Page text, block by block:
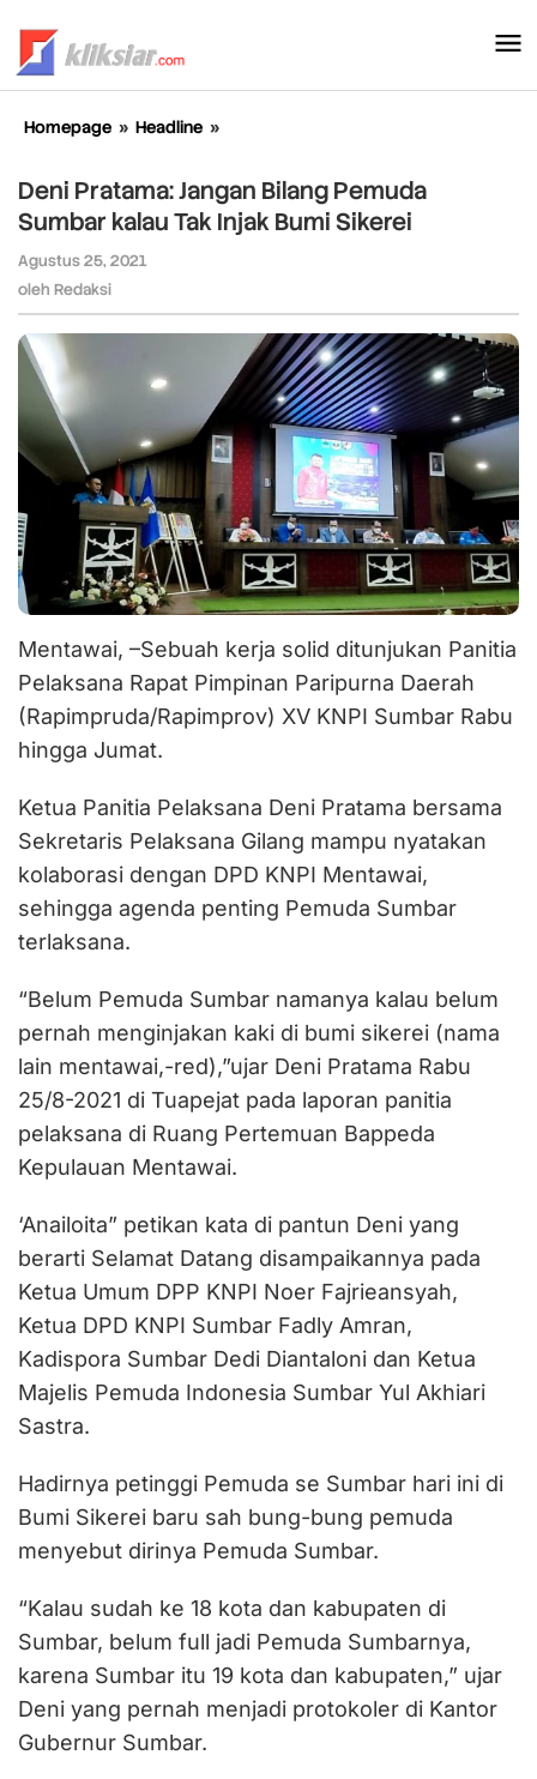
konten
Homepage » Headline »
Jangan
Bilang
Pemuda
Injak
Bumi
Sikerei
Deni Pratama: Jangan Bilang Pemuda
Sumbar kalau Tak Injak Bumi Sikerei
Agustus 25, 2021
oleh Redaksi
Mentawai, –Sebuah kerja solid ditunjukan Panitia
Pelaksana Rapat Pimpinan Paripurna Daerah
(Rapimpruda/Rapimprov) XV KNPI Sumbar Rabu
hingga Jumat.
Ketua Panitia Pelaksana Deni Pratama bersama
Sekretaris Pelaksana Gilang mampu nyatakan
kolaborasi dengan DPD KNPI Mentawai,
sehingga agenda penting Pemuda Sumbar
terlaksana.
“Belum Pemuda Sumbar namanya kalau belum
pernah menginjakan kaki di bumi sikerei (nama
lain mentawai,-red),”ujar Deni Pratama Rabu
25/8-2021 di Tuapejat pada laporan panitia
pelaksana di Ruang Pertemuan Bappeda
Kepulauan Mentawai.
‘Anailoita” petikan kata di pantun Deni yang
berarti Selamat Datang disampaikannya pada
Ketua Umum DPP KNPI Noer Fajrieansyah,
Ketua DPD KNPI Sumbar Fadly Amran,
Kadispora Sumbar Dedi Diantaloni dan Ketua
Majelis Pemuda Indonesia Sumbar Yul Akhiari
Sastra.
Hadirnya petinggi Pemuda se Sumbar hari ini di
Bumi Sikerei baru sah bung-bung pemuda
menyebut dirinya Pemuda Sumbar.
“Kalau sudah ke 18 kota dan kabupaten di
Sumbar, belum full jadi Pemuda Sumbarnya,
karena Sumbar itu 19 kota dan kabupaten,” ujar
Deni yang pernah menjadi protokoler di Kantor
Gubernur Sumbar.